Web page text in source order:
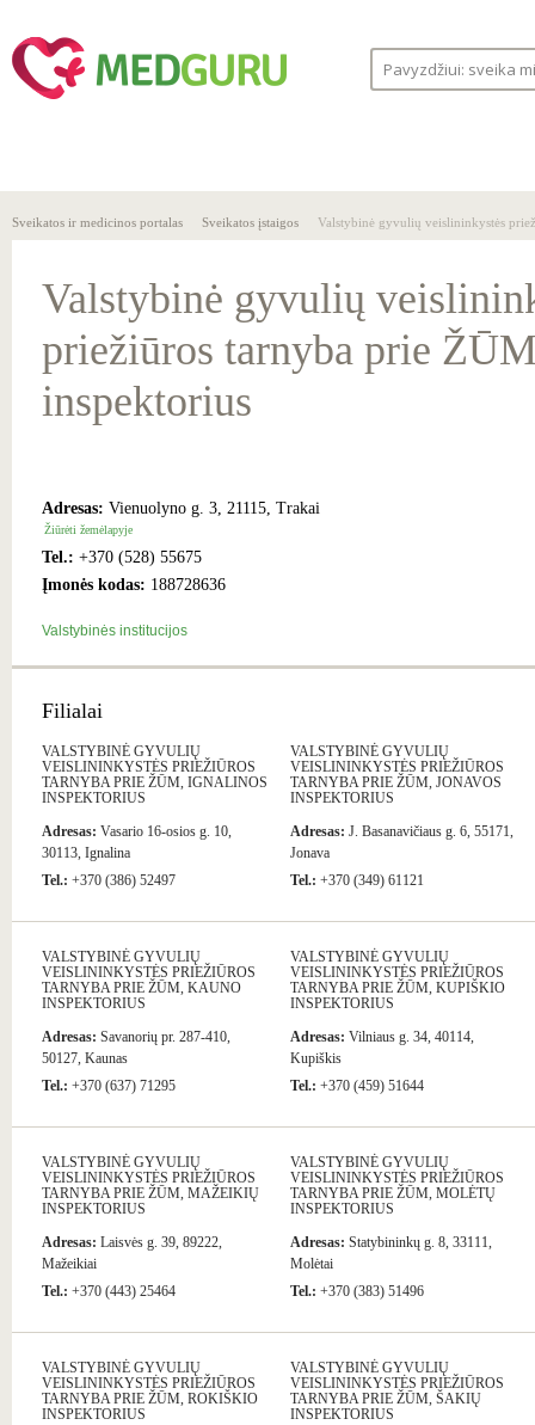
Sveikatos ir medicinos portalas Sveikatos įstaigos Valstybinė gyvulių veislininkystės
Valstybinė gyvulių
priežiūros tarnyba prie
inspektorius
Adresas: Vienuolyno g. 3, 21115, Trakai
Žiūrėti žemėlapyje
Tel.: +370 (528) 55675
Įmonės kodas: 188728636
Valstybinės institucijos
Filialai
VALSTYBINĖ GYVULIŲ
VEISLININKYSTĖS PRIEŽIŪROS
TARNYBA PRIE ŽŪM, IGNALINOS
INSPEKTORIUS
Adresas: Vasario 16-osios g. 10,
30113, Ignalina
Tel.: +370 (386) 52497
VALSTYBINĖ GYVULIŲ
VEISLININKYSTĖS PRIEŽIŪROS
TARNYBA PRIE ŽŪM, JONAVOS
INSPEKTORIUS
Adresas: J. Basanavičiaus g. 6, 55171,
Jonava
Tel.: +370 (349) 61121
VALSTYBINĖ GYVULIŲ
VEISLININKYSTĖS PRIEŽIŪROS
TARNYBA PRIE ŽŪM, KAUNO
INSPEKTORIUS
Adresas: Savanorių pr. 287-410,
50127, Kaunas
Tel.: +370 (637) 71295
VALSTYBINĖ GYVULIŲ
VEISLININKYSTĖS PRIEŽIŪROS
TARNYBA PRIE ŽŪM, KUPIŠKIO
INSPEKTORIUS
Adresas: Vilniaus g. 34, 40114,
Kupiškis
Tel.: +370 (459) 51644
VALSTYBINĖ GYVULIŲ
VEISLININKYSTĖS PRIEŽIŪROS
TARNYBA PRIE ŽŪM, MAŽEIKIŲ
INSPEKTORIUS
Adresas: Laisvės g. 39, 89222,
Mažeikiai
Tel.: +370 (443) 25464
VALSTYBINĖ GYVULIŲ
VEISLININKYSTĖS PRIEŽIŪROS
TARNYBA PRIE ŽŪM, MOLĖTŲ
INSPEKTORIUS
Adresas: Statybininkų g. 8, 33111,
Molėtai
Tel.: +370 (383) 51496
VALSTYBINĖ GYVULIŲ
VEISLININKYSTĖS PRIEŽIŪROS
TARNYBA PRIE ŽŪM, ROKIŠKIO
INSPEKTORIUS
VALSTYBINĖ GYVULIŲ
VEISLININKYSTĖS PRIEŽIŪROS
TARNYBA PRIE ŽŪM, ŠAKIŲ
INSPEKTORIUS